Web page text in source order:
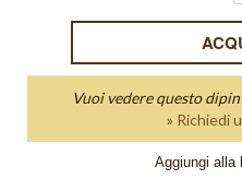
Red Light
Vuoi vedere questo
» Richiedi
Aggiungi alla